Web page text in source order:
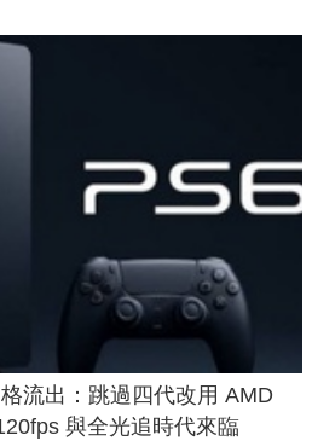
流出：跳過四代改用 AMD
與全光追時代來臨